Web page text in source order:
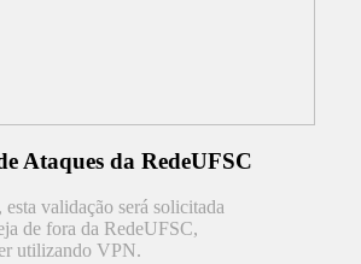
Ataques da RedeUFSC
validação será solicitada
de fora da RedeUFSC,
utilizando VPN.